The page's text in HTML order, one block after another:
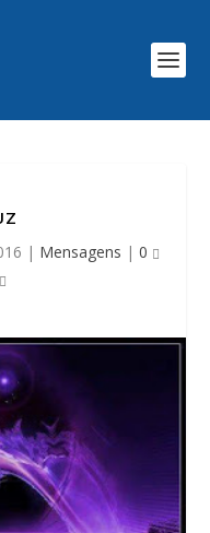
| Mensagens | 0